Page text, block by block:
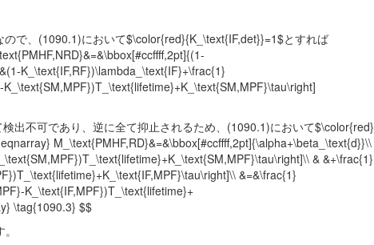
で、(1090.1)において$\color{red}{K_\text{IF,det}}=1$とすれば
K_\text{IF,RF})\lambda_\text{IF}+\frac{1}
出不可であり、逆に全て抑止されるため、(1090.1)において$\color{red}
M_\text{PMHF,RD}&=&\bbox[#ccffff,2pt]{\alpha+\beta_\text{d}}\\
& &+\frac{1}
&=&\frac{1}
K_\text{IF,MPF})T_\text{lifetime}+
\tag{1090.3} $$